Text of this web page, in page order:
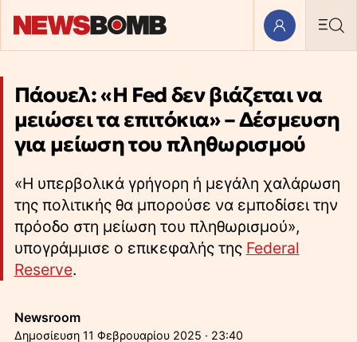
Πάουελ: «Η Fed δεν βιάζεται να
μειώσει τα επιτόκια» – Δέσμευση
για μείωση του πληθωρισμού
«Η υπερβολικά γρήγορη ή μεγάλη χαλάρωση
της πολιτικής θα μπορούσε να εμποδίσει την
πρόοδο στη μείωση του πληθωρισμού»,
υπογράμμισε ο επικεφαλής της Federal
Reserve.
Newsroom
11 Φεβρουαρίου 2025 · 23:40